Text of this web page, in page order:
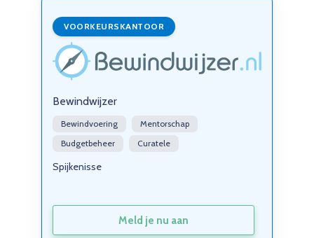
VOORKEURSKANTOOR
Bewindwijzer
Bewindvoering
Mentorschap
Budgetbeheer
Curatele
Spijkenisse
Meld je nu aan